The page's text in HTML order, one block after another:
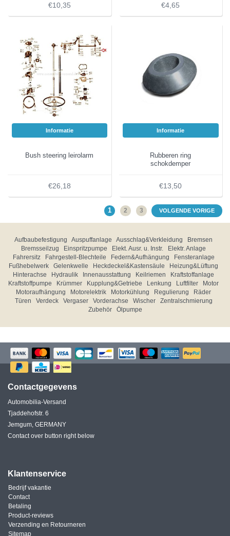
€10,35 €4,65
Informatie
Bush steering leirolarm
€26,18
Informatie
Rubberen ring
schokdemper
€13,50
1 2 3 VOLGENDE VORIGE
Aufbaubefestigung Auspuffanlage Ausschlag&Verkleidung
Bremsen
Bremsseilzug
Einspritzpumpe Elekt. Ausr. u. Instr.
Elektr. Anlage
Fahrersitz
Fahrgestell-Blechteile Federn&Aufhängung
Fensteranlage
Fußhebelwerk
Gelenkwelle Heckdeckel&Kastensäule
Heizung&Lüftung
Hinterachse
Hydraulik Innenausstattung Keilriemen
Kraftstoffanlage
Kraftstoffpumpe
Krümmer Kupplung&Getriebe Lenkung Luftfilter
Motor
Motoraufhängung
Motorelektrik Motorkühlung Regulierung
Räder
Türen
Verdeck Vergaser Vorderachse Wischer
Zentralschmierung
Zubehör
Ölpumpe
Contactgegevens
Automobilia-Versand
Tjaddehofstr. 6
Jemgum, GERMANY
Contact over button right below
Klantenservice
Bedrijf vakantie
Contact
Betaling
Product-reviews
Verzending en Retourneren
Sitemap